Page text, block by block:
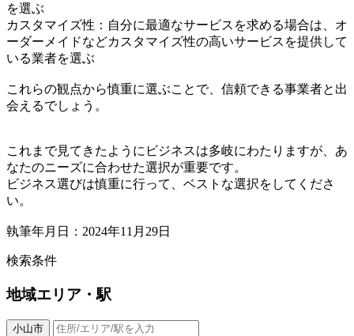
を選ぶ
カスタマイズ性：自分に最適なサービスを求める場合は、オ
ーダーメイドなどカスタマイズ性の高いサービスを提供して
いる業者を選ぶ
これらの観点から慎重に選ぶことで、信頼できる事業者と出
会えるでしょう。
これまで見てきたようにビジネスは多岐にわたりますが、あ
なたのニーズに合わせた選択が重要です。
ビジネス選びは慎重に行って、ベストな選択をしてくださ
い。
執筆年月日：2024年11月29日
検索条件
地域エリア・駅
小山市